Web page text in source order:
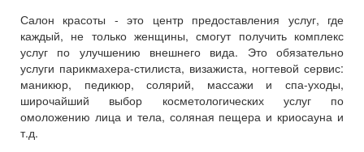
Салон красоты - это центр предоставления услуг, где
каждый, не только женщины, смогут получить комплекс
услуг по улучшению внешнего вида. Это обязательно
услуги парикмахера-стилиста, визажиста, ногтевой сервис:
маникюр, педикюр, солярий, массажи и спа-уходы,
широчайший выбор косметологических услуг по
омоложению лица и тела, соляная пещера и криосауна и
т.д.